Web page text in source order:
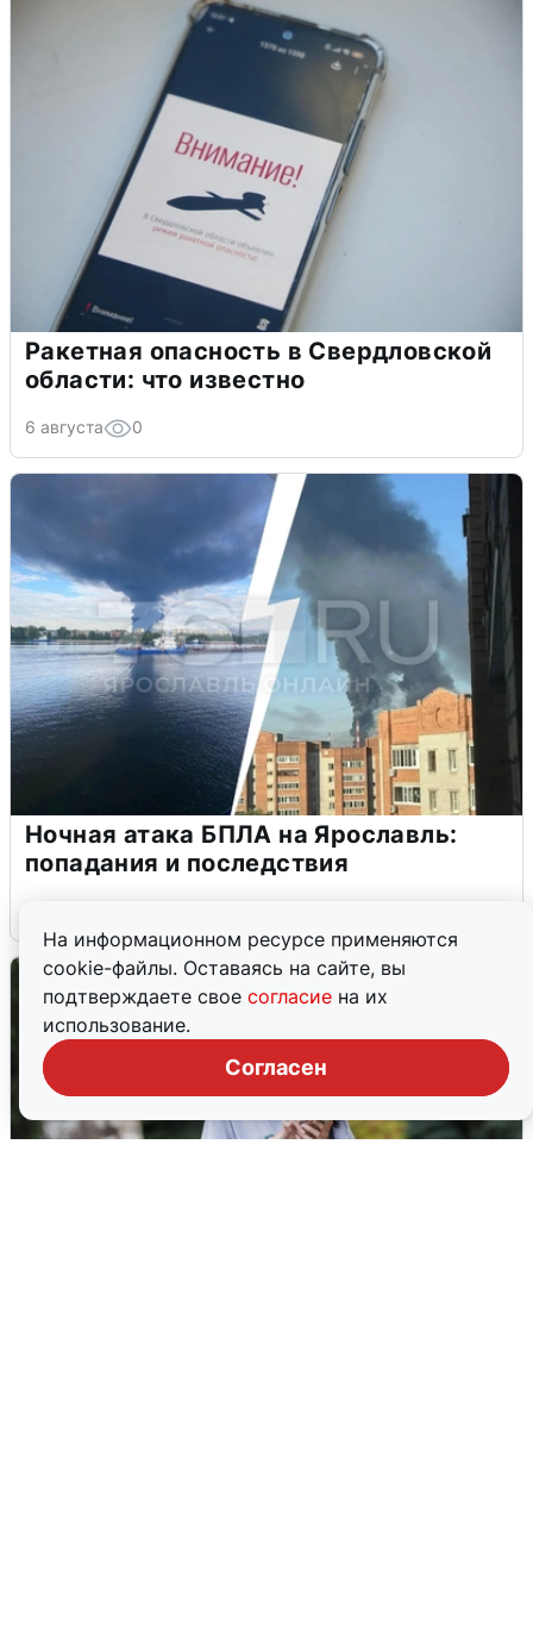
На информационном ресурсе применяются
cookie-файлы. Оставаясь на сайте, вы
подтверждаете свое согласие на их
использование.
Согласен
Ракетная опасность в Свердловской
области: что известно
6 августа 0
Ночная атака БПЛА на Ярославль:
попадания и последствия